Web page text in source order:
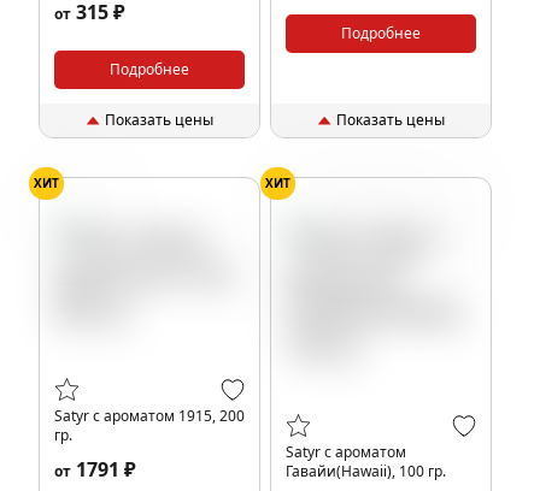
25 гр.
от 315 ₽
Подробнее
Показать цены
Подробнее
Показать цены
ХИТ
Satyr с ароматом 1915, 200
гр.
от 1791 ₽
ХИТ
Satyr с ароматом
Гавайи(Hawaii), 100 гр.